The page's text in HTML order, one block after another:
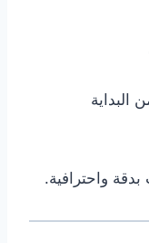
البداية
واحترافية.